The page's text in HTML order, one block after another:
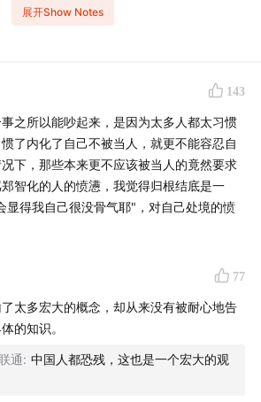
盲人音乐家孔铭，三位残障者从自己
目的对话不只是关于愤怒，更在于揭
困境，以及在日常出行中如何争取更
碍服务。
上不了飞机的现象仍然普遍存在？当
主义”，谁来决定残障者的行动方式？
失，能够成为登机过程中的“生死鸿
singer Zheng Zhihua
Shenzhen Bao’an Airport
He described having to “crawl
plane—an account that first gained
展开Show Notes
143
之所以能吵起来，是因为太多人都太习惯
了内化了自己不被当人，就更不能容忍自
下，那些本来更不应该被当人的竟然要求
智化的人的愤懑，我觉得归根结底是一
显得我自己很没骨气耶"，对自己处境的愤
77
太多宏大的概念，却从来没有被耐心地告
的知识。
通: 中国人都恐残，这也是一个宏大的观